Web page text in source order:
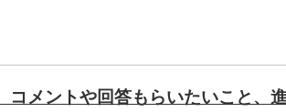
メントや回答もらいたいこと、